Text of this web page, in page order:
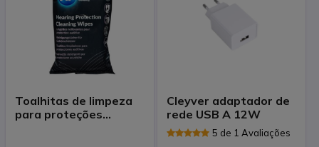
Toalhitas de limpeza
para proteções
Cleyver adaptador de
rede USB A 12W
5 de 1 Avaliações